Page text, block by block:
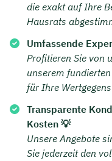
die exakt auf Ihre
Hausrats
Umfassende
Profitieren Sie von
unserem
für Ihre
Transparente
Kosten 💡
Unsere Angebote
Sie jederzeit den